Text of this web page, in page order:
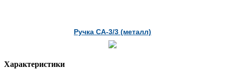
Ручка СА-3/3 (металл)
Характеристики